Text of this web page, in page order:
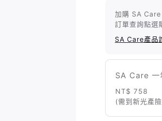
加購 SA Care
訂單查詢點選
SA Care產品
SA Care 一
NT$ 758
(需到新光產